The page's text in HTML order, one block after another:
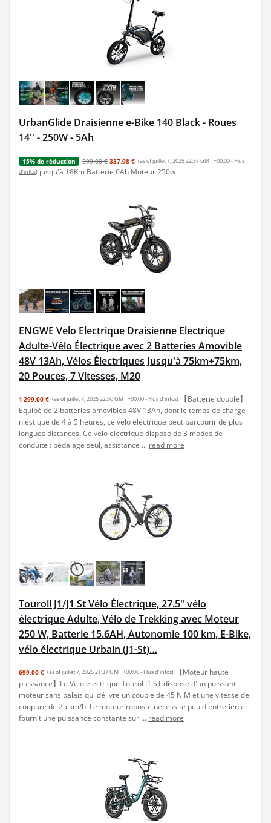
UrbanGlide Draisienne e-Bike 140 Black - Roues
14'' - 250W - 5Ah
15% de réduction 399,00 € 337,98 € (as of juillet 7, 2025 22:57 GMT +00:00 - Plus
d’infos) jusqu'à 18Km Batterie 6Ah Moteur 250w
ENGWE Velo Electrique Draisienne Electrique
Adulte-Vélo Électrique avec 2 Batteries Amovible
48V 13Ah, Vélos Électriques Jusqu'à 75km+75km,
20 Pouces, 7 Vitesses, M20
1 299,00 € (as of juillet 7, 2025 22:50 GMT +00:00 - Plus d’infos)
【Batterie double】
Équipé de 2 batteries amovibles 48V 13Ah, dont le temps de charge
n'est que de 4 à 5 heures, ce velo electrique peut parcourir de plus
longues distances. Ce velo electrique dispose de 3 modes de
conduite : pédalage seul, assistance ... read more
Touroll J1/J1 St Vélo Électrique, 27.5" vélo
électrique Adulte, Vélo de Trekking avec Moteur
250 W, Batterie 15.6AH, Autonomie 100 km, E-Bike,
vélo électrique Urbain (J1-St)…
699,00 € (as of juillet 7, 2025 21:37 GMT +00:00 - Plus d’infos)
【Moteur haute
puissance】Le Vélo électrique Tourol J1 ST dispose d'un puissant
moteur sans balais qui délivre un couple de 45 N.M et une vitesse de
coupure de 25 km/h. Le moteur robuste nécessite peu d'entretien et
fournit une puissance constante sur ... read more